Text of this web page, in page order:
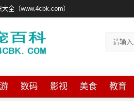
全（www.4cbk.com）
数码 影视 美食 教育